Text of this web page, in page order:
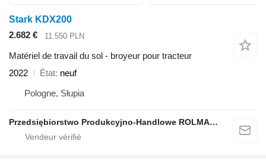
Stark KDX200
2.682 €
11.550 PLN
Matériel de travail du sol - broyeur pour tracteur
2022
État neuf
Pologne, Słupia
Przedsiębiorstwo Produkcyjno-Handlowe ROLMAPOL Marcin Dziekan